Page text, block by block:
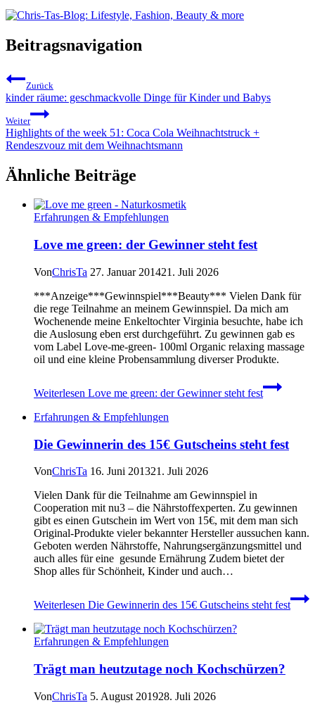
Beitragsnavigation
Zurück
kinder räume: geschmackvolle Dinge für Kinder und Babys
Weiter
Highlights of the week 51: Coca Cola Weihnachtstruck +
Rendeszvouz mit dem Weihnachtsmann
Ähnliche Beiträge
Erfahrungen & Empfehlungen
Love me green: der Gewinner steht fest
VonChrisTa 27. Januar 201421. Juli 2026
***Anzeige***Gewinnspiel***Beauty*** Vielen Dank für
die rege Teilnahme an meinem Gewinnspiel. Da mich am
Wochenende meine Enkeltochter Virginia besuchte, habe ich
die Auslosung eben erst durchgeführt. Zu gewinnen gab es
vom Label Love-me-green- 100ml Organic relaxing massage
oil und eine kleine Probensammlung diverser Produkte.
Weiterlesen Love me green: der Gewinner steht fest
Erfahrungen & Empfehlungen
Die Gewinnerin des 15€ Gutscheins steht fest
VonChrisTa 16. Juni 201321. Juli 2026
Vielen Dank für die Teilnahme am Gewinnspiel in
Cooperation mit nu3 – die Nährstoffexperten. Zu gewinnen
gibt es einen Gutschein im Wert von 15€, mit dem man sich
Original-Produkte vieler bekannter Hersteller aussuchen kann.
Geboten werden Nährstoffe, Nahrungsergänzungsmittel und
auch alles für eine gesunde Ernährung Zudem bietet der
Shop alles für Schönheit, Kinder und auch…
Weiterlesen Die Gewinnerin des 15€ Gutscheins steht fest
Erfahrungen & Empfehlungen
Trägt man heutzutage noch Kochschürzen?
VonChrisTa 5. August 201928. Juli 2026